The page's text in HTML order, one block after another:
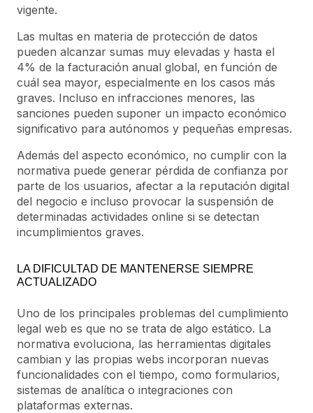
vigente.
Las multas en materia de protección de datos
pueden alcanzar sumas muy elevadas y hasta el
4% de la facturación anual global, en función de
cuál sea mayor, especialmente en los casos más
graves. Incluso en infracciones menores, las
sanciones pueden suponer un impacto económico
significativo para autónomos y pequeñas empresas.
Además del aspecto económico, no cumplir con la
normativa puede generar pérdida de confianza por
parte de los usuarios, afectar a la reputación digital
del negocio e incluso provocar la suspensión de
determinadas actividades online si se detectan
incumplimientos graves.
LA DIFICULTAD DE MANTENERSE SIEMPRE
ACTUALIZADO
Uno de los principales problemas del cumplimiento
legal web es que no se trata de algo estático. La
normativa evoluciona, las herramientas digitales
cambian y las propias webs incorporan nuevas
funcionalidades con el tiempo, como formularios,
sistemas de analítica o integraciones con
plataformas externas.